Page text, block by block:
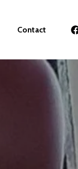
Contact